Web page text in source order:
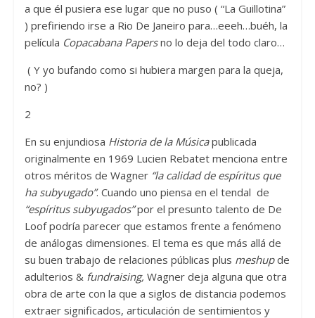
a que él pusiera ese lugar que no puso ( “La Guillotina”
) prefiriendo irse a Rio De Janeiro para…eeeh…buéh, la
película Copacabana Papersno lo deja del todo claro…
( Y yo bufando como si hubiera margen para la queja,
no? )
2
En su enjundiosa Historia de la Músicapublicada
originalmente en 1969 Lucien Rebatet menciona entre
otros méritos de Wagner “la calidad de espíritus que
ha subyugado”. Cuando uno piensa en el tendal de
“espíritus subyugados”por el presunto talento de De
Loof podría parecer que estamos frente a fenómeno
de análogas dimensiones. El tema es que más allá de
su buen trabajo de relaciones públicas plus meshupde
adulterios & fundraising, Wagner deja alguna que otra
obra de arte con la que a siglos de distancia podemos
extraer significados, articulación de sentimientos y